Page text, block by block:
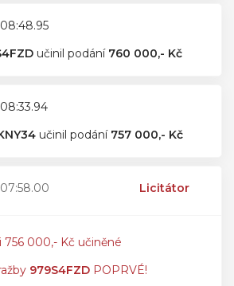
učinil podání 760 000,- Kč
učinil podání 757 000,- Kč
Licitátor
756 000,- Kč učiněné
979S4FZD POPRVÉ!